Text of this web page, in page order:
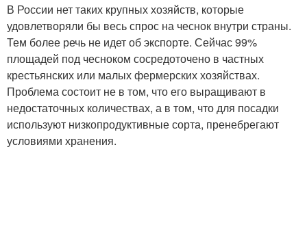
В России нет таких крупных хозяйств, которые
удовлетворяли бы весь спрос на чеснок внутри страны.
Тем более речь не идет об экспорте. Сейчас 99%
площадей под чесноком сосредоточено в частных
крестьянских или малых фермерских хозяйствах.
Проблема состоит не в том, что его выращивают в
недостаточных количествах, а в том, что для посадки
используют низкопродуктивные сорта, пренебрегают
условиями хранения.